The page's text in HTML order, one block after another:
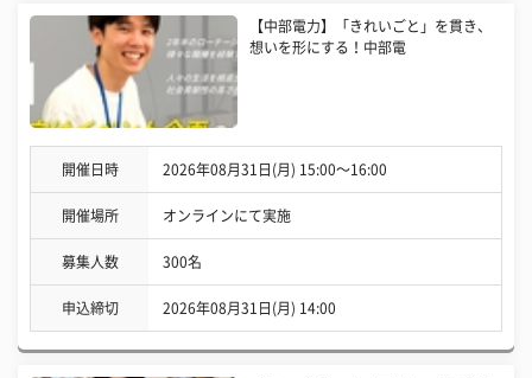
【中部電力】「きれいごと」を貫き、
想いを形にする！中部電
開催日時 2026年08月31日(月) 15:00〜16:00
開催場所 オンラインにて実施
募集人数 300名
申込締切 2026年08月31日(月) 14:00